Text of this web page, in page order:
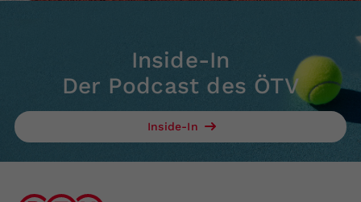
Inside-In
Der Podcast des ÖTV
Inside-In